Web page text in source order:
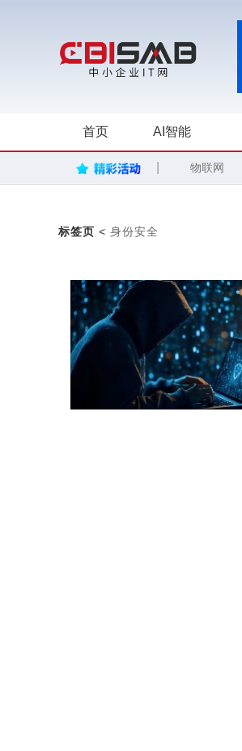
首页 AI智能
物联网
标签页 < 身份安全